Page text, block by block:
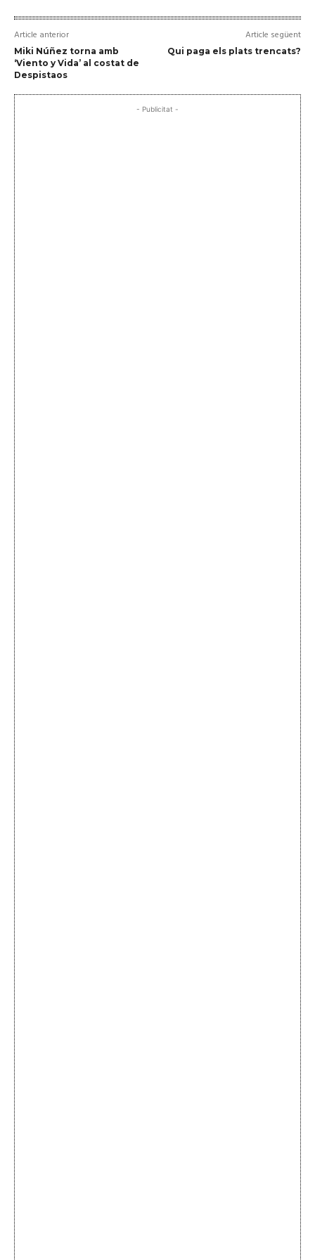
Article anterior
Miki Núñez torna amb
‘Viento y Vida’ al costat de
Despistaos
Article següent
Qui paga els plats trencats?
- Publicitat -